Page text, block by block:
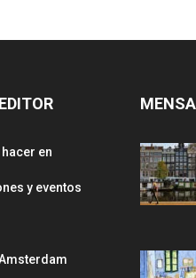
en
y eventos